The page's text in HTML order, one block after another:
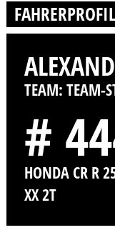
TEAM: TEAM-
#
HONDA CR R
XX 2T